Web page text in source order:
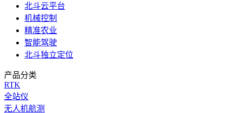
北斗云平台
机械控制
精准农业
智能驾驶
北斗独立定位
产品分类
RTK
全站仪
无人机航测